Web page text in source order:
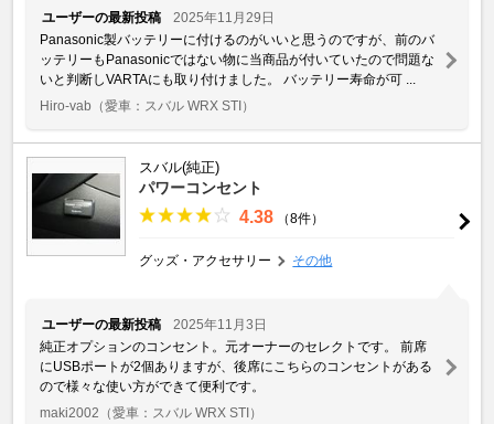
ユーザーの最新投稿
2025年11月29日
Panasonic製バッテリーに付けるのがいいと思うのですが、前のバ
ッテリーもPanasonicではない物に当商品が付いていたので問題な
いと判断しVARTAにも取り付けました。 バッテリー寿命が可 ...
Hiro-vab （愛車：スバル WRX STI）
スバル(純正)
パワーコンセント
4.38 （8件）
グッズ・アクセサリー その他
ユーザーの最新投稿
2025年11月3日
純正オプションのコンセント。元オーナーのセレクトです。 前席
にUSBポートが2個ありますが、後席にこちらのコンセントがある
ので様々な使い方ができて便利です。
maki2002 （愛車：スバル WRX STI）